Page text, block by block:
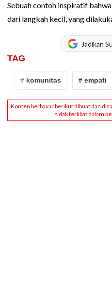
Sebuah contoh inspiratif
dari langkah kecil, yang
Jadikan
TAG
# komunitas # empati